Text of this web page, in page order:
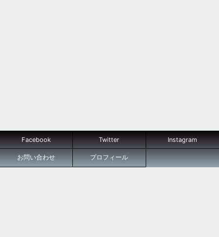
Facebook Twitter Instagram
お問い合わせ プロフィール